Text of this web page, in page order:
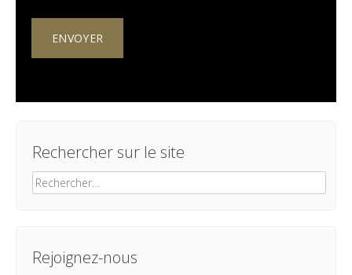
Rechercher sur le site
Rechercher :
Rejoignez-nous